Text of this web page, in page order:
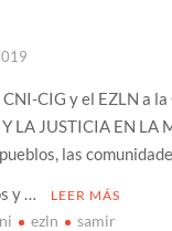
CIG y el EZLN a la
LA JUSTICIA EN LA
las
y …
LEER MÁS
ezln samir